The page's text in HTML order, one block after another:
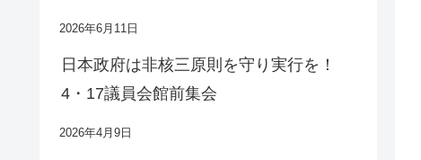
2026年6月11日
日本政府は非核三原則を守り実行を！
4・17議員会館前集会
2026年4月9日